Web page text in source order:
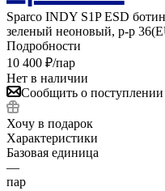
Sparco INDY S1P ESD
зеленый неоновый, р-р
Подробности
10 400 ₽/пар
Нет в наличии
Сообщить о поступлении
Хочу в подарок
Характеристики
Базовая единица
—
пар